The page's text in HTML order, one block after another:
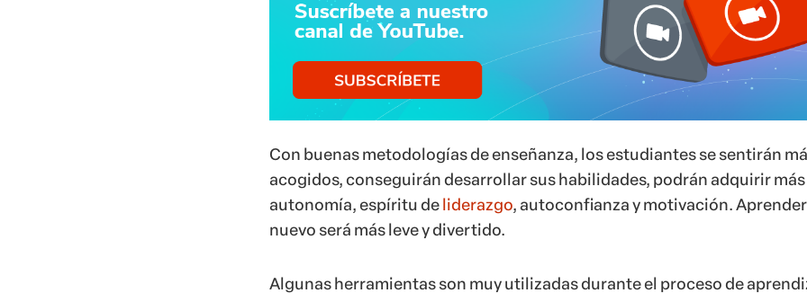
Con buenas metodologías de enseñanza, los estudiantes se sentirán
acogidos, conseguirán desarrollar sus habilidades, podrán adquirir más
autonomía, espíritu deliderazgo, autoconfianza y motivación.
nuevo será más leve y divertido.
Algunas herramientas son muy utilizadas durante el proceso de